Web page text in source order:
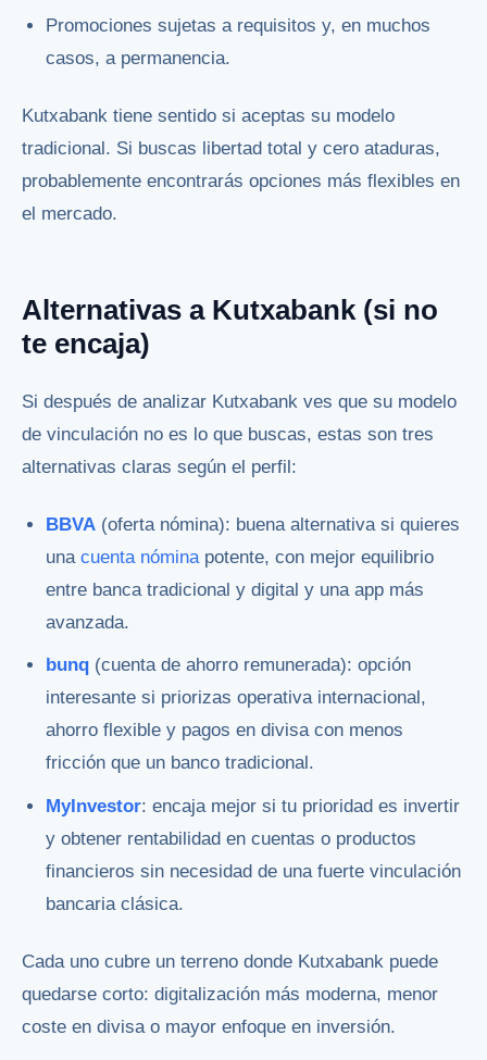
Promociones sujetas a requisitos y, en muchos
casos, a permanencia.
Kutxabank tiene sentido si aceptas su modelo
tradicional. Si buscas libertad total y cero ataduras,
probablemente encontrarás opciones más flexibles en
el mercado.
Alternativas a Kutxabank (si no
te encaja)
Si después de analizar Kutxabank ves que su modelo
de vinculación no es lo que buscas, estas son tres
alternativas claras según el perfil:
BBVA (oferta nómina): buena alternativa si quieres
unacuenta nóminapotente, con mejor equilibrio
entre banca tradicional y digital y una app más
avanzada.
bunq (cuenta de ahorro remunerada): opción
interesante si priorizas operativa internacional,
ahorro flexible y pagos en divisa con menos
fricción que un banco tradicional.
MyInvestor: encaja mejor si tu prioridad es invertir
y obtener rentabilidad en cuentas o productos
financieros sin necesidad de una fuerte vinculación
bancaria clásica.
Cada uno cubre un terreno donde Kutxabank puede
quedarse corto: digitalización más moderna, menor
coste en divisa o mayor enfoque en inversión.